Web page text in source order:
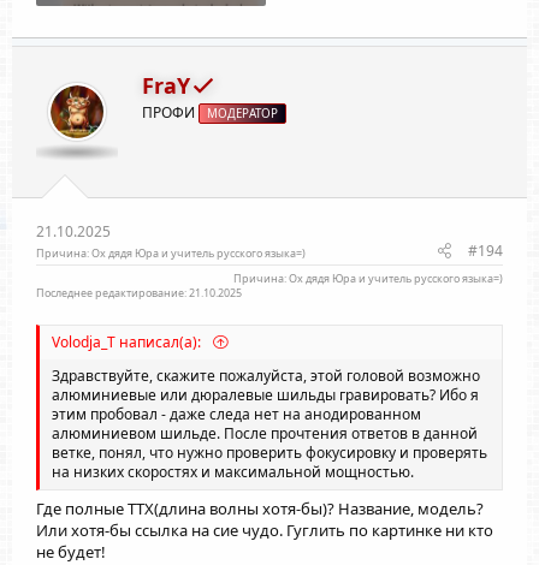
FraY
ПРОФИ МОДЕРАТОР
21.10.2025
Причина: Ох дядя Юра и учитель русского языка=) #194
Причина: Ох дядя Юра и учитель русского языка=)
Последнее редактирование:21.10.2025
Volodja_T написал(а):
Здравствуйте, скажите пожалуйста, этой головой возможно
алюминиевые или дюралевые шильды гравировать? Ибо я
этим пробовал - даже следа нет на анодированном
алюминиевом шильде. После прочтения ответов в данной
ветке, понял, что нужно проверить фокусировку и проверять
на низких скоростях и максимальной мощностью.
Где полные ТТХ(длина волны хотя-бы)? Название, модель?
Или хотя-бы ссылка на сие чудо. Гуглить по картинке ни кто
не будет!